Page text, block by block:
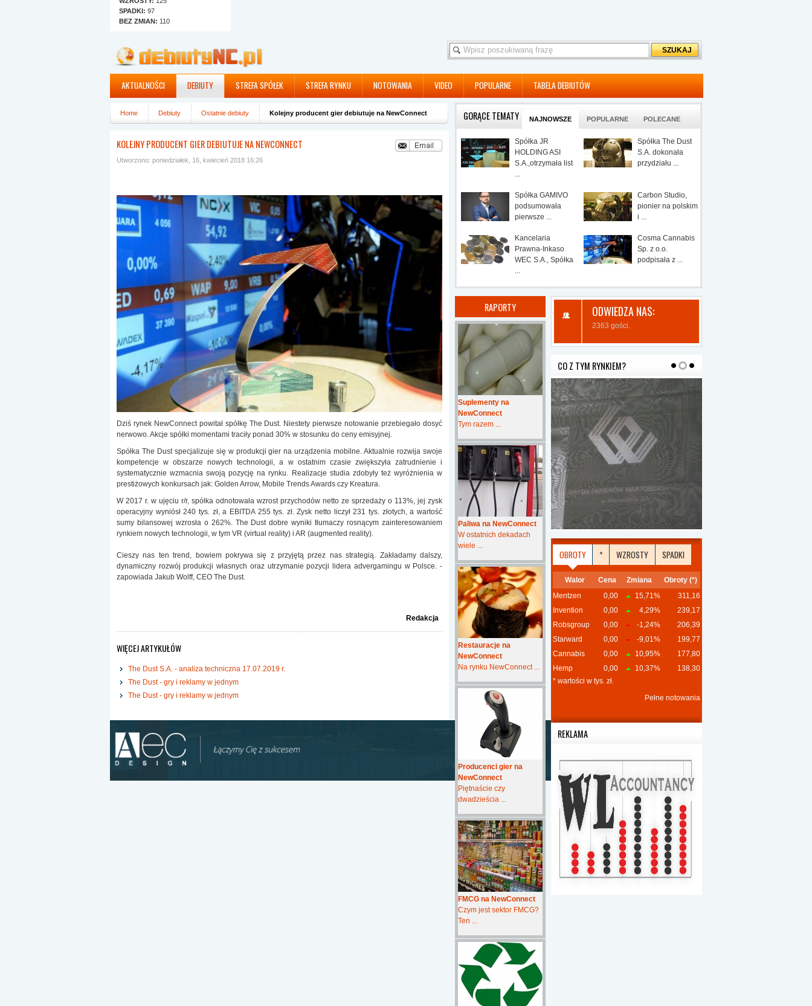
SPADKI: 97
BEZ ZMIAN: 110
AKTUALNOŚCI DEBIUTY STREFA SPÓŁEK STREFA RYNKU NOTOWANIA VIDEO POPULARNE TABELA DEBIUTÓW
Home Debiuty Ostatnie debiuty Kolejny producent gier debiutuje na NewConnect
KOLEJNY PRODUCENT GIER DEBIUTUJE NA NEWCONNECT
Utworzono: poniedziałek, 16, kwiecień 2018 16:26
Dziś rynek NewConnect powitał spółkę The Dust. Niestety pierwsze notowanie przebiegało dosyć
nerwowo. Akcje spółki momentami traciły ponad 30% w stosunku do ceny emisyjnej.
Spółka The Dust specjalizuje się w produkcji gier na urządzenia mobilne. Aktualnie rozwija swoje
kompetencje w obszarze nowych technologii, a w ostatnim czasie zwiększyła zatrudnienie i
systematycznie wzmacnia swoją pozycję na rynku. Realizacje studia zdobyły też wyróżnienia w
prestiżowych konkursach jak: Golden Arrow, Mobile Trends Awards czy Kreatura.
W 2017 r. w ujęciu r/r, spółka odnotowała wzrost przychodów netto ze sprzedaży o 113%, jej zysk
operacyjny wyniósł 240 tys. zł, a EBITDA 255 tys. zł. Zysk netto liczył 231 tys. złotych, a wartość
sumy bilansowej wzrosła o 262%. The Dust dobre wyniki tłumaczy rosnącym zainteresowaniem
rynkiem nowych technologii, w tym VR (virtual reality) i AR (augmented reality).
Cieszy nas ten trend, bowiem pokrywa się z przyjętą przez nas strategią. Zakładamy dalszy,
dynamiczny rozwój produkcji własnych oraz utrzymanie pozycji lidera advergamingu w Polsce. -
zapowiada Jakub Wolff, CEO The Dust.
Redakcja
WIĘCEJ ARTYKUŁÓW
The Dust S.A. - analiza techniczna 17.07.2019 r.
The Dust - gry i reklamy w jednym
The Dust - gry i reklamy w jednym
GORĄCE TEMATY NAJNOWSZE POPULARNE POLECANE
Spółka JR
HOLDING ASI
S.A.,otrzymała list
...
Spółka The Dust
S.A. dokonała
przydziału ...
Spółka GAMIVO
podsumowała
pierwsze ...
Carbon Studio,
pionier na polskim
i ...
Kancelaria
Prawna-Inkaso
WEC S.A., Spółka
...
Cosma Cannabis
Sp. z o.o.
podpisała z ...
RAPORTY
Suplementy na
NewConnect
Tym razem ...
Paliwa na NewConnect
W ostatnich dekadach
wiele ...
Restauracje na
NewConnect
Na rynku NewConnect ...
Producenci gier na
NewConnect
Piętnaście czy
dwadzieścia ...
FMCG na NewConnect
Czym jest sektor FMCG?
Ten ...
ODWIEDZA NAS:
2363 gości.
CO Z TYM RYNKIEM?
OBROTY * WZROSTY SPADKI
Walor Cena Zmiana
Obroty (*)
Mentzen
0,00 15,71%
311,16
Invention
0,00 4,29%
239,17
Robsgroup
0,00 -1,24%
206,39
Starward
0,00 -9,01%
199,77
Cannabis
0,00 10,95%
177,80
Hemp
0,00 10,37%
138,30
* wartości w tys. zł.
Pełne notowania
REKLAMA